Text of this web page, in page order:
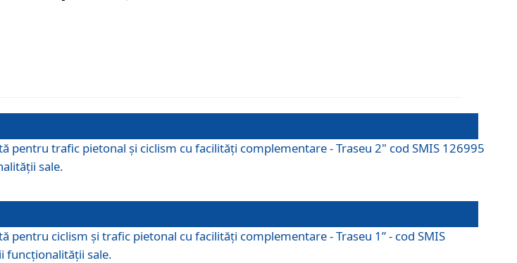
trafic pietonal și ciclism cu facilități complementare - Traseu 2" cod SMIS 126995
sale.
ciclism şi trafic pietonal cu facilităţi complementare - Traseu 1” - cod SMIS
funcționalității sale.